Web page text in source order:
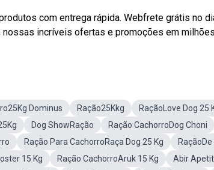
com entrega rápida. Webfrete grátis no
incríveis ofertas e promoções em
Dominus Ração25Kkg
RaçãoLove Dog 25
Dog ShowRação
Ração CachorroDog Choni
Ração Para CachorroRaça Dog 25 Kg
15 Kg Ração CachorroAruk 15 Kg
Abir